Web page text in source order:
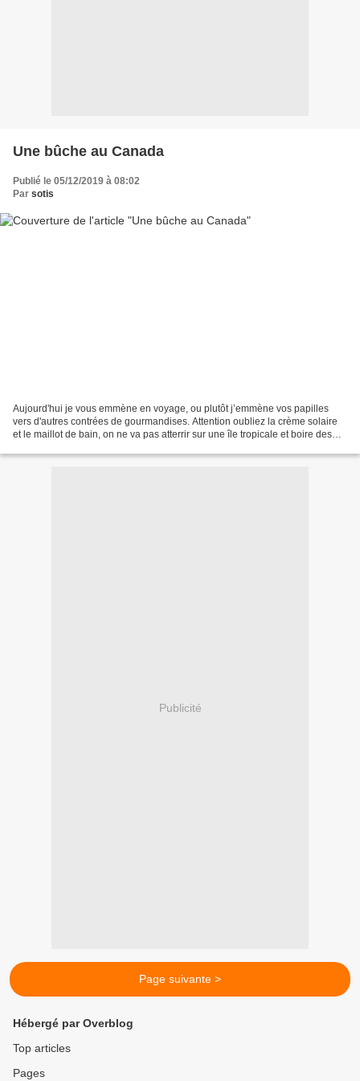
Une bûche au Canada
Publié le 05/12/2019 à 08:02
Par sotis
Aujourd'hui je vous emmène en voyage, ou plutôt j’emmène vos papilles
vers d'autres contrées de gourmandises. Attention oubliez la crème solaire
et le maillot de bain, on ne va pas atterrir sur une île tropicale et boire des
Publicité
Page suivante >
Hébergé par Overblog
Top articles
Pages